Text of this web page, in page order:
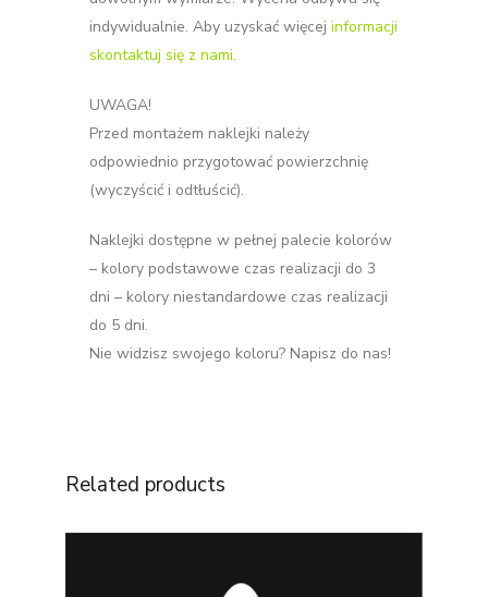
indywidualnie. Aby uzyskać więcejinformacji
skontaktuj się z nami.
UWAGA!
Przed montażem naklejki należy
odpowiednio przygotować powierzchnię
(wyczyścić i odtłuścić).
Naklejki dostępne w pełnej palecie kolorów
– kolory podstawowe czas realizacji do 3
dni – kolory niestandardowe czas realizacji
do 5 dni.
Nie widzisz swojego koloru? Napisz do nas!
Related products